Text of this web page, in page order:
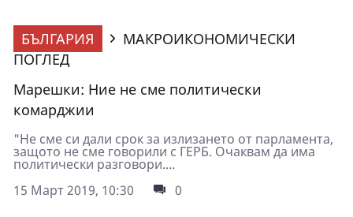
БЪЛГАРИЯ
МАКРОИКОНОМИЧЕСКИ
ПОГЛЕД
Марешки: Ние не сме политически
комарджии
"Не сме си дали срок за излизането от парламента,
защото не сме говорили с ГЕРБ. Очаквам да има
политически разговори....
15 Март 2019, 10:30
0